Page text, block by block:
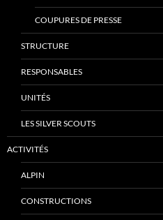
COUPURES DE PRESSE
STRUCTURE
RESPONSABLES
UNITÉS
LES SILVER SCOUTS
ACTIVITÉS
ALPIN
CONSTRUCTIONS